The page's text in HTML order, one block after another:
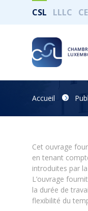
CSL LLLC
Accueil
Cet ouvrage
en tenant
introduites par
L’ouvrage
la durée de
flexibilité du